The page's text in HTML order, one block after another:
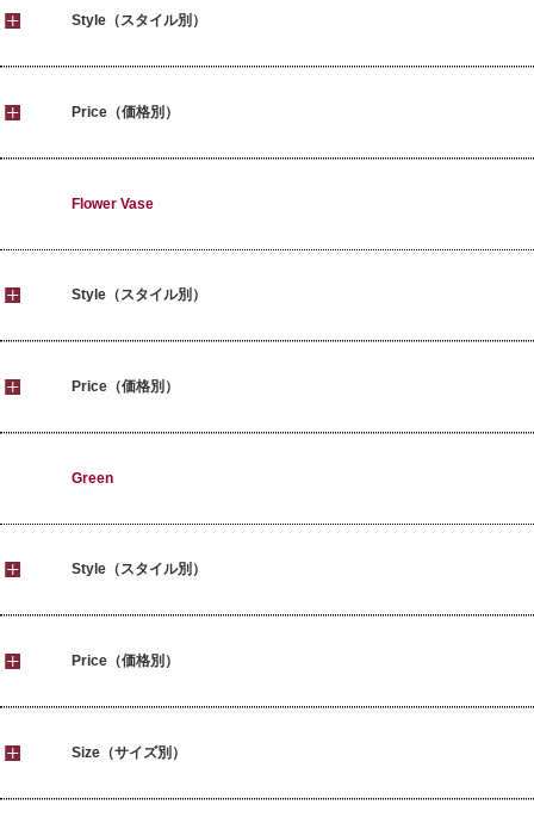
Style（スタイル別）
Price（価格別）
Flower Vase
Style（スタイル別）
Price（価格別）
Green
Style（スタイル別）
Price（価格別）
Size（サイズ別）